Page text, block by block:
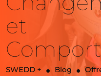
et
SWEDD + Blog